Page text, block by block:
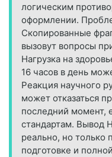
логическим
оформлении.
Скопированные
вызовут вопросы
Нагрузка на
16 часов в день
Реакция научного
может отказаться
последний момент,
стандартам. Вывод
реально, но только
подготовке и